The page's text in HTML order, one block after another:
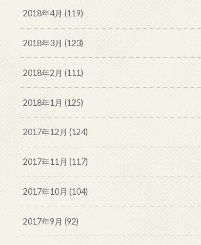
2018年4月 (119)
2018年3月 (123)
2018年2月 (111)
2018年1月 (125)
2017年12月 (124)
2017年11月 (117)
2017年10月 (104)
2017年9月 (92)